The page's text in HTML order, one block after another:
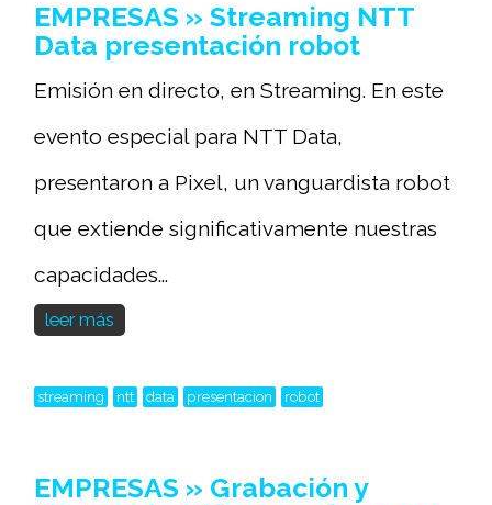
EMPRESAS » Streaming NTT
Data presentación robot
Emisión en directo, en Streaming. En este
evento especial para NTT Data,
presentaron a Pixel, un vanguardista robot
que extiende significativamente nuestras
capacidades...
leer más
streaming ntt data presentacion robot
EMPRESAS » Grabación y